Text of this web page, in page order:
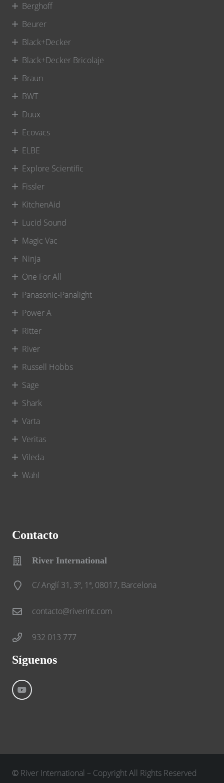
Berghoff
Beurer
Black+Decker
Black+Decker Bricolaje
Braun
BWT
Duux
Ecovacs
ELBE
Explore Scientific
Fissler
KitchenAid
Lucid Sound
Magic Vac
Ninja
One For All
Panasonic-Panalight
Power A
Ritter
River
Russell Hobbs
Sage
Shark
Varta
Veritas
Vileda
Wahl
Contacto
River International
C/ Anglí 31, 3º, 1ª, 08017, Barcelona
contacto@riverint.com
932 013 777
Síguenos
© River International – Copyright All Rights Reserved